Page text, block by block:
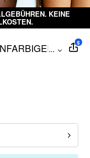
KEINE
CARDIGAN
...
$